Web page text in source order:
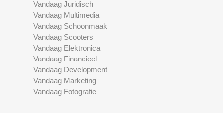
Vandaag Juridisch
Vandaag Multimedia
Vandaag Schoonmaak
Vandaag Scooters
Vandaag Elektronica
Vandaag Financieel
Vandaag Development
Vandaag Marketing
Vandaag Fotografie